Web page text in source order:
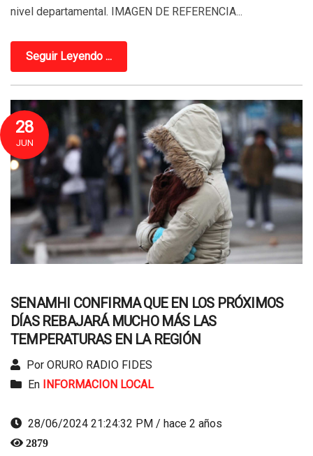
nivel departamental. IMAGEN DE REFERENCIA...
Seguir Leyendo ...
28
JUN
SENAMHI CONFIRMA QUE EN LOS PRÓXIMOS
DÍAS REBAJARÁ MUCHO MÁS LAS
TEMPERATURAS EN LA REGIÓN
Por ORURO RADIO FIDES
En
INFORMACION LOCAL
28/06/2024 21:24:32 PM / hace 2 años
2879